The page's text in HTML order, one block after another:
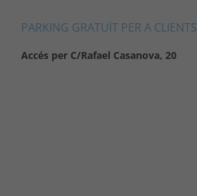
PARKING GRATUÏT PER A CLIENTS
Accés per C/Rafael Casanova, 20